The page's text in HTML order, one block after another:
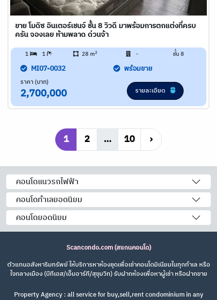
ขาย โมดิซ อินเตอร์เชนจ์ ชั้น 8 วิวดี มาพร้อมการตกแต่งที่ครบ
ครัน จองเลย ห้ามพลาด ด่วนจ้า
1 1 28 m2 - ชั้น 8
MI07-0032 พร้อมขาย
ราคา (บาท)
2,700,000 รายละเอียด
1 2 … 10 ›
คอนโดแนวรถไฟฟ้า
คอนโดทำเลยอดนิยม
คอนโดยอดนิยม
Scancondo.com (สแกนคอนโด)
ตัวแทนอสังหาริมทรัพย์ ให้บริการหาห้องชุดเพื่อเช่าคอนโดมิเนียมในทุกทำเล หรือ
ใจกลางเมือง (บีทีเอส/เอ็มอาร์ที/สุขุมวิท) รับฝากห้องเพื่อหาผู้เช่า หรือฝากขาย
Property Agency : all service for buy,sell,rent condominium in any